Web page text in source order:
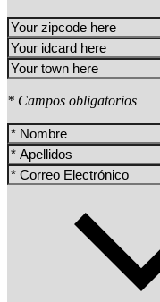
* Campos obligatorios